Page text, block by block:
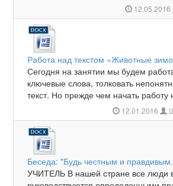
12.05.2016
Работа над текстом «Животные
Сегодня на занятии мы будем
ключевые слова, толковать
текст. Но прежде чем начать
12.01.2016
Беседа: "Будь честным и
УЧИТЕЛЬ В нашей стране все люди